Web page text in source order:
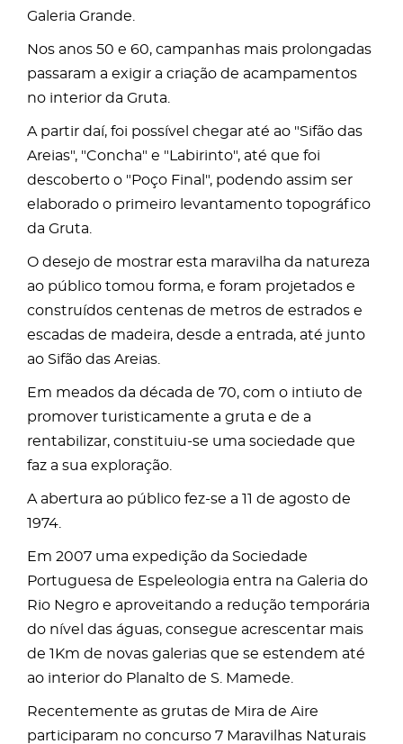
Galeria Grande.
Nos anos 50 e 60, campanhas mais prolongadas
passaram a exigir a criação de acampamentos
no interior da Gruta.
A partir daí, foi possível chegar até ao "Sifão das
Areias", "Concha" e "Labirinto", até que foi
descoberto o "Poço Final", podendo assim ser
elaborado o primeiro levantamento topográfico
da Gruta.
O desejo de mostrar esta maravilha da natureza
ao público tomou forma, e foram projetados e
construídos centenas de metros de estrados e
escadas de madeira, desde a entrada, até junto
ao Sifão das Areias.
Em meados da década de 70, com o intiuto de
promover turisticamente a gruta e de a
rentabilizar, constituiu-se uma sociedade que
faz a sua exploração.
A abertura ao público fez-se a 11 de agosto de
1974.
Em 2007 uma expedição da Sociedade
Portuguesa de Espeleologia entra na Galeria do
Rio Negro e aproveitando a redução temporária
do nível das águas, consegue acrescentar mais
de 1Km de novas galerias que se estendem até
ao interior do Planalto de S. Mamede.
Recentemente as grutas de Mira de Aire
participaram no concurso 7 Maravilhas Naturais